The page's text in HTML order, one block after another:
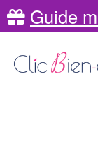
Guide